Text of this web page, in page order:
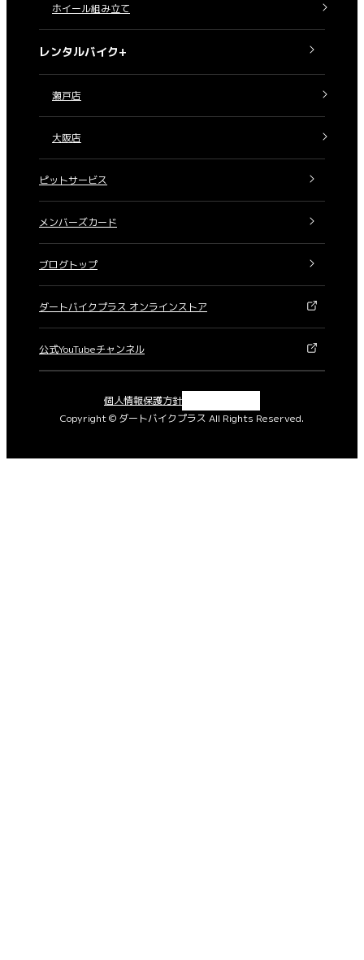
ホイール組み立て
レンタルバイク+
瀬戸店
大阪店
ピットサービス
メンバーズカード
ブログトップ
ダートバイクプラス オンラインストア
公式YouTubeチャンネル
Copyright © ダートバイクプラス All Rights Reserved.
個人情報保護方針X